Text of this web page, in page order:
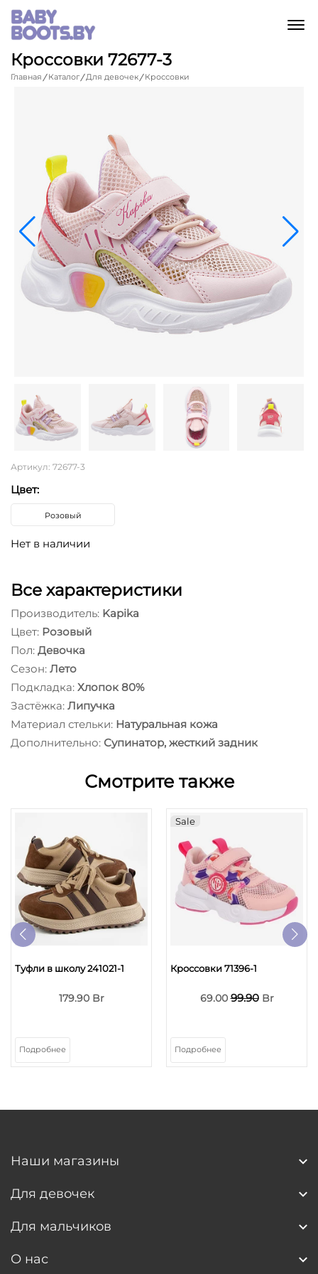
Кроссовки 72677-3
Главная Каталог Для девочек Кроссовки
Артикул: 72677-3
Цвет:
Розовый
Нет в наличии
Все характеристики
Производитель: Kapika
Цвет: Розовый
Пол: Девочка
Сезон: Лето
Подкладка: Хлопок 80%
Застёжка: Липучка
Материал стельки: Натуральная кожа
Дополнительно: Супинатор, жесткий задник
Смотрите также
Туфли в школу 241021-1
179.90 Br
Подробнее
Sale
Кроссовки 71396-1
69.0099.90Br
Подробнее
Наши магазины
Для девочек
Для мальчиков
О нас